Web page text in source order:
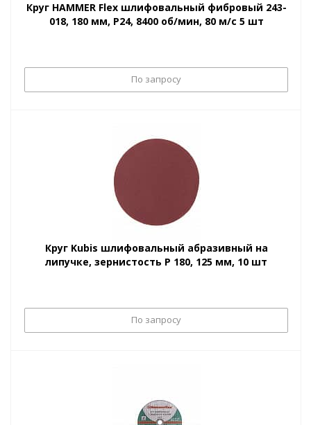
Круг HAMMER Flex шлифовальный фибровый 243-
018, 180 мм, P24, 8400 об/мин, 80 м/с 5 шт
По запросу
Круг Kubis шлифовальный абразивный на
липучке, зернистость Р 180, 125 мм, 10 шт
По запросу